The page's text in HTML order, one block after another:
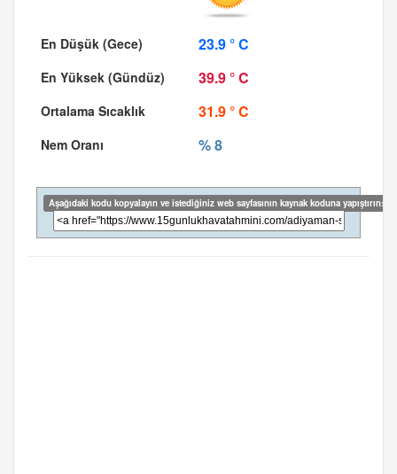
23.9 ° C
39.9 ° C
31.9 ° C
% 8
Aşağıdaki kodu kopyalayın ve istediğiniz web sayfasının kaynak koduna yapıştırın: